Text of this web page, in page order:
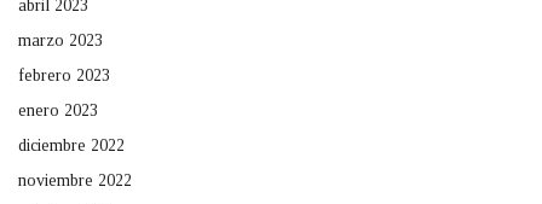
abril 2023
marzo 2023
febrero 2023
enero 2023
diciembre 2022
noviembre 2022